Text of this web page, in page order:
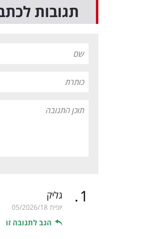
תגובות
1
. גליק
יופית 05/2026/18
הגב לתגובה זו